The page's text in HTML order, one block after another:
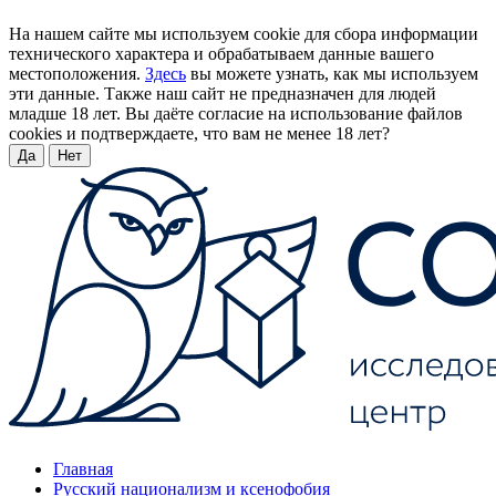
На нашем сайте мы используем cookie для сбора информации
технического характера и обрабатываем данные вашего
местоположения. Здесь вы можете узнать, как мы используем
эти данные. Также наш сайт не предназначен для людей
младше 18 лет. Вы даёте согласие на использование файлов
cookies и подтверждаете, что вам не менее 18 лет?
Да Нет
Главная
Русский национализм и ксенофобия